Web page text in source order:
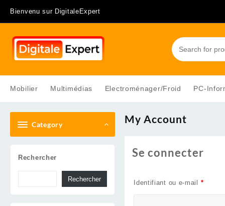
Bienvenu sur DigitaleExpert
Mobilier Multimédias Electroménager/Froid PC-
Category
Rechercher
Rechercher
My Account
Se connecter
Identifiant ou e-mail *